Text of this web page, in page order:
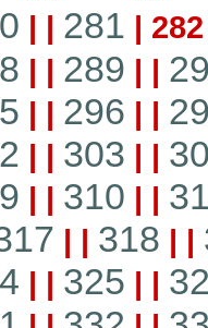
| | 281 | 282
| | 289 | |
| | 296 | |
| | 303 | |
| | 310 | |
| | 318 | |
| | 325 | |